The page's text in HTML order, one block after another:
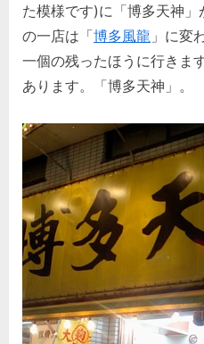
た模様です)に「博多天神
の一店は「博多風龍 」に変
一個の残ったほうに行きま
あります。「博多天神」。